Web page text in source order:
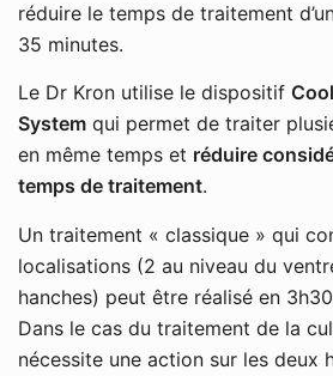
réduire le temps de traitement
35 minutes.
Le Dr Kron utilise le dispositif
System qui permet de traiter
en même temps et réduire
temps de traitement.
Un traitement « classique » qui
localisations (2 au niveau du
hanches) peut être réalisé en
Dans le cas du traitement de la
nécessite une action sur les deux